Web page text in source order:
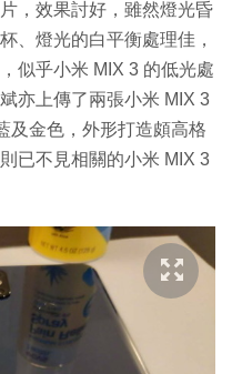
，效果討好，雖然燈光昏
、燈光的白平衡處理佳，
似乎小米 MIX 3 的低光處
亦上傳了兩張小米 MIX 3
及金色，外形打造頗高格
已不見相關的小米 MIX 3